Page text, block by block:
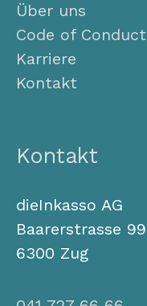
Über uns
Code of Conduct
Karriere
Kontakt
Kontakt
dieInkasso AG
Baarerstrasse 99
6300 Zug